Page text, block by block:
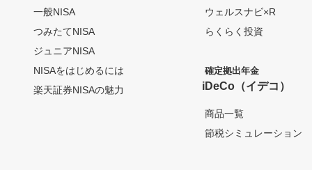
一般NISA
つみたてNISA
ジュニアNISA
NISAをはじめるには
楽天証券NISAの魅力
ウェルスナビ×R
らくらく投資
確定拠出年金
iDeCo（イデコ）
商品一覧
節税シミュレーション